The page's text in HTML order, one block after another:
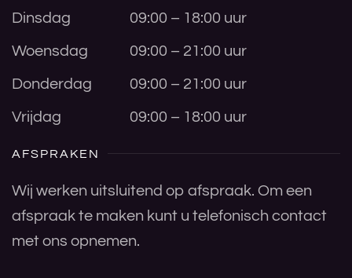
Dinsdag 09:00 – 18:00 uur
Woensdag 09:00 – 21:00 uur
Donderdag 09:00 – 21:00 uur
Vrijdag 09:00 – 18:00 uur
AFSPRAKEN
Wij werken uitsluitend op afspraak. Om een
afspraak te maken kunt u telefonisch contact
met ons opnemen.